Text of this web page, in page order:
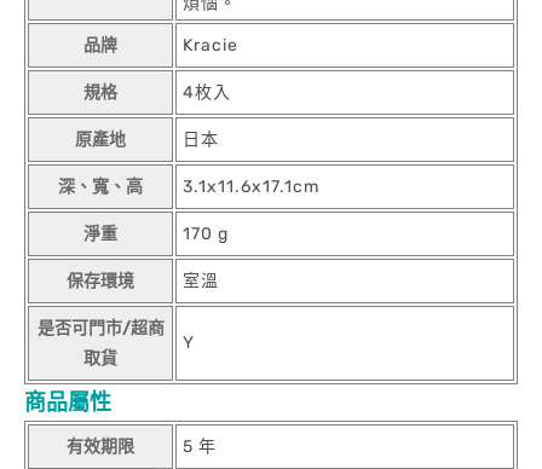
品牌 Kracie
規格 4枚入
原產地 日本
深、寬、高 3.1x11.6x17.1cm
淨重 170 g
保存環境 室溫
是否可門市/超商
取貨
Y
商品屬性
有效期限
5 年